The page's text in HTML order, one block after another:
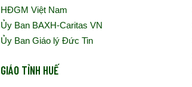
HĐGM Việt Nam
Ủy Ban BAXH-Caritas VN
Ủy Ban Giáo lý Đức Tin
GIÁO TỈNH HUẾ